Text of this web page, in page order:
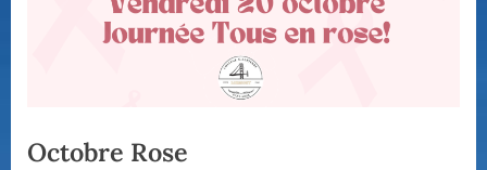
Octobre Rose